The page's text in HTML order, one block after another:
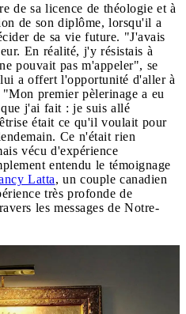
de sa licence de théologie et à
de son diplôme, lorsqu'il a
de sa vie future. "J'avais
En réalité, j'y résistais à
pouvait pas m'appeler", se
a offert l'opportunité d'aller à
premier pèlerinage a eu
j'ai fait : je suis allé
était ce qu'il voulait pour
Ce n'était rien
vécu d'expérience
entendu le témoignage
Latta, un couple canadien
très profonde de
les messages de Notre-